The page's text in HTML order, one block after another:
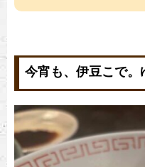
今宵も、伊豆こで。